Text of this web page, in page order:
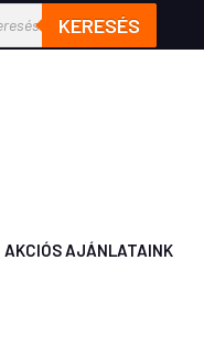
KERESÉS
AKCIÓS AJÁNLATAINK